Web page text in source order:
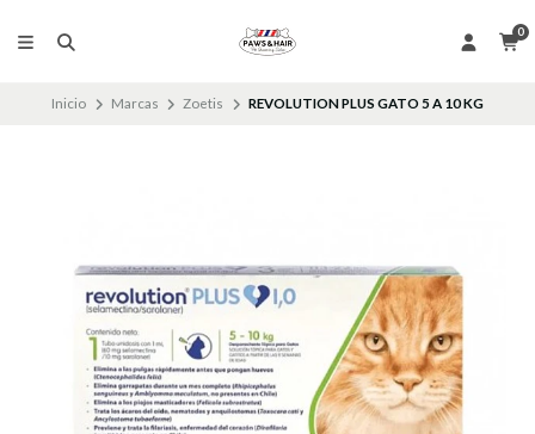
0
Inicio Marcas Zoetis REVOLUTION PLUS GATO 5 A 10 KG